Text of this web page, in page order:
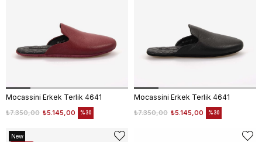
Mocassini Erkek Terlik 4641
₺5.145,00
₺7.350,00 %30
Mocassini Erkek Terlik 4641
₺5.145,00
₺7.350,00 %30
New